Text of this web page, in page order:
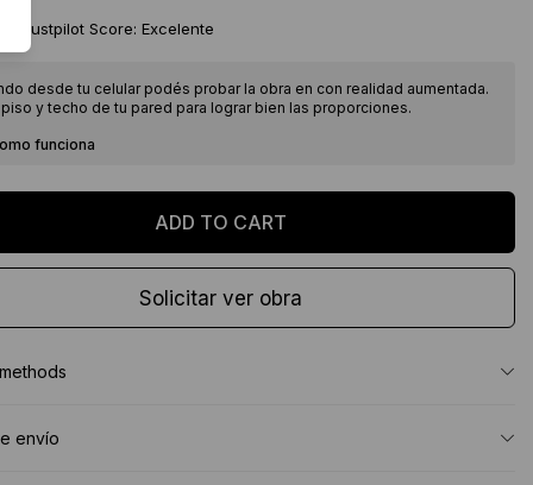
Trustpilot Score: Excelente
desde tu celular podés probar la obra en con realidad aumentada.
y techo de tu pared para lograr bien las proporciones.
funciona
Solicitar ver obra
envío